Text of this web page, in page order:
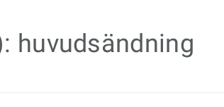
huvudsändning